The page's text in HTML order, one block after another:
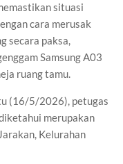
situasi
cara merusak
secara paksa,
Samsung A03
ruang tamu.
(16/5/2026), petugas
merupakan
Kelurahan